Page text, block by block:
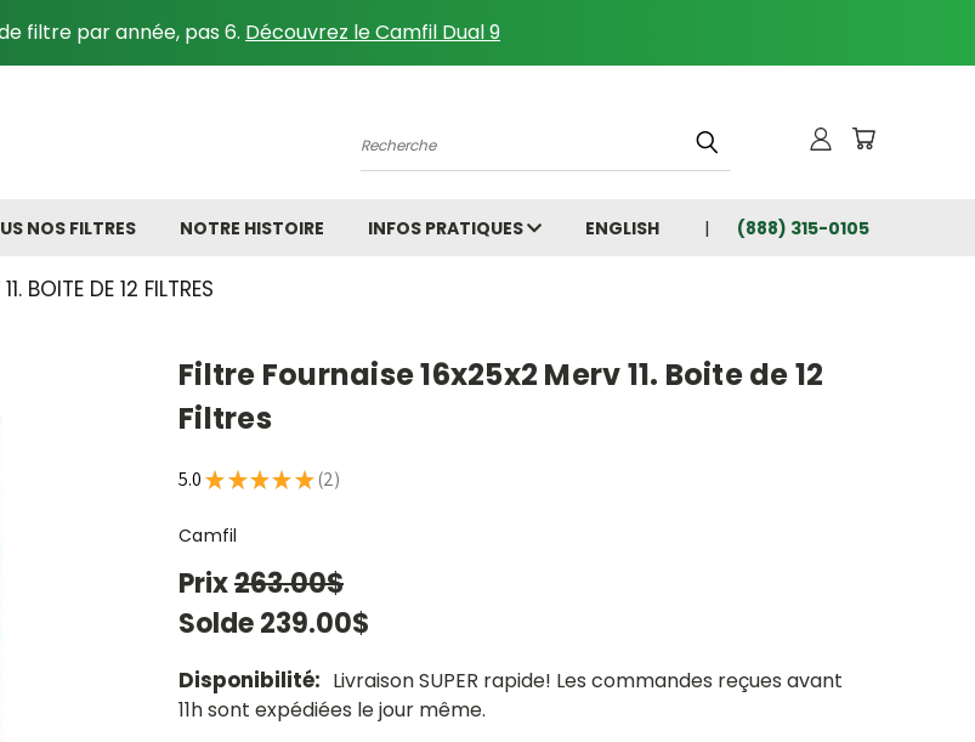
filtre par année, pas 6. Découvrez le Camfil Dual 9
Recherche
NOS FILTRES NOTRE HISTOIRE INFOS PRATIQUES ENGLISH (888) 315-0105
BOITE DE 12 FILTRES
Filtre Fournaise 16x25x2 Merv 11. Boite de 12
Filtres
5.0★ ★ ★ ★ ★ 2
2
Camfil
Prix263.00$
Solde239.00$
Disponibilité: Livraison SUPER rapide! Les commandes reçues avant
11h sont expédiées le jour même.